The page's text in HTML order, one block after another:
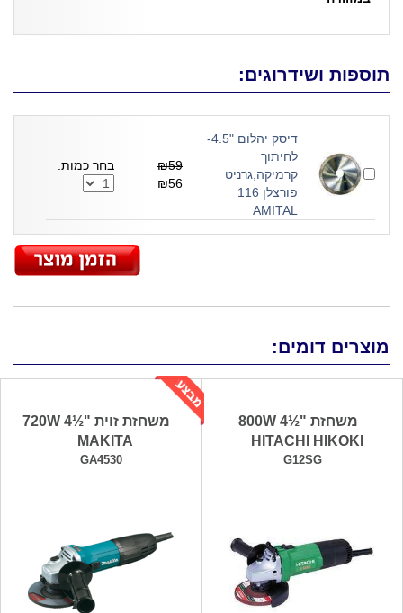
תוספות ושידרוגים:
דיסק יהלום "4.5-
לחיתוך
קרמיקה,גרניט
פורצלן 116
AMITAL
₪59
בחר כמות:
מוצרים דומים:
משחזת "½4 800W
HITACHI HIKOKI
G12SG
משחזת זוית "½4 720W
MAKITA
GA4530